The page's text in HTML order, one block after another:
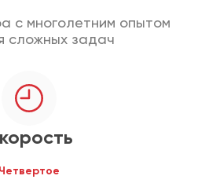
с многолетним опытом
сложных задач
Четвертое